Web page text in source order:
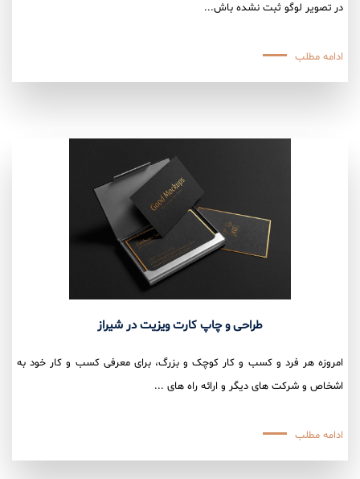
در تصویر لوگو ثبت نشده باش...
ادامه مطلب
طراحی و چاپ کارت ویزیت در شیراز
امروزه هر فرد و کسب و کار کوچک و بزرگ، برای معرفی کسب و کار خود به
اشخاص و شرکت های دیگر و ارائه راه های ...
ادامه مطلب